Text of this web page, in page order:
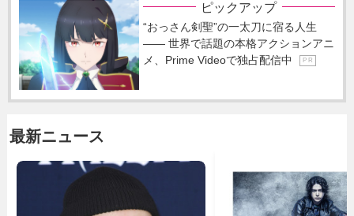
ピックアップ
“おっさん剣聖”の一太刀に宿る人生
―― 世界で話題の本格アクションアニ
メ、Prime Videoで独占配信中
P R
最新ニュース